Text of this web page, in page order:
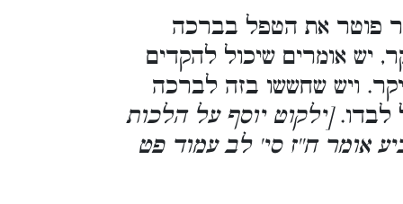
פוטר את הטפל בברכה
יש אומרים שיכול להקדים
ויש שחששו בזה לברכה
לבדו.[ילקוט יוסף על הלכות
אומר ח''ז סי' לב עמוד פט